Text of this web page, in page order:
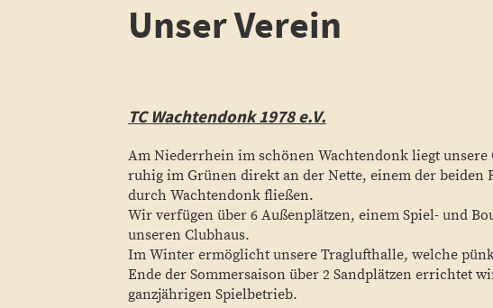
Unser Verein
TC Wachtendonk 1978 e.V.
Am Niederrhein im schönen Wachtendonk liegt unsere
ruhig im Grünen direkt an der Nette, einem der beiden
durch Wachtendonk fließen.
Wir verfügen über 6 Außenplätzen, einem Spiel- und
unseren Clubhaus.
Im Winter ermöglicht unsere Traglufthalle, welche
Ende der Sommersaison über 2 Sandplätzen errichtet
ganzjährigen Spielbetrieb.